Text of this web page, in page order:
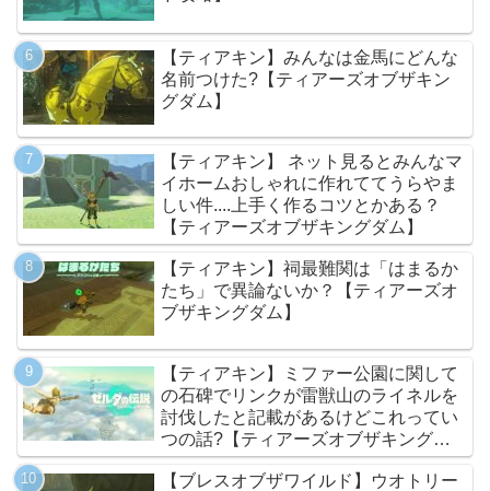
【ティアキン】みんなは金馬にどんな
名前つけた?【ティアーズオブザキン
グダム】
【ティアキン】 ネット見るとみんなマ
イホームおしゃれに作れててうらやま
しい件....上手く作るコツとかある？
【ティアーズオブザキングダム】
【ティアキン】祠最難関は「はまるか
たち」で異論ないか？【ティアーズオ
ブザキングダム】
【ティアキン】ミファー公園に関して
の石碑でリンクが雷獣山のライネルを
討伐したと記載があるけどこれってい
つの話?【ティアーズオブザキングダ
ム】
【ブレスオブザワイルド】ウオトリー